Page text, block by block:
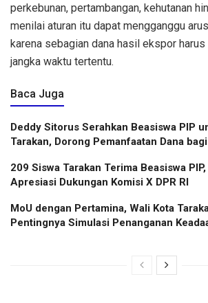
perkebunan, pertambangan, kehutanan
menilai aturan itu dapat mengganggu
karena sebagian dana hasil ekspor
jangka waktu tertentu.
Baca Juga
Deddy Sitorus Serahkan Beasiswa PIP
Tarakan, Dorong Pemanfaatan Dana
209 Siswa Tarakan Terima Beasiswa
Apresiasi Dukungan Komisi X DPR RI
MoU dengan Pertamina, Wali Kota
Pentingnya Simulasi Penanganan